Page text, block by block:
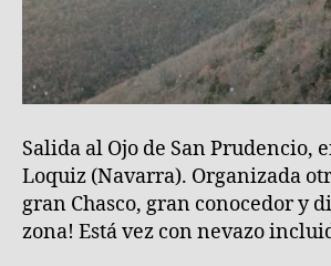
Salida al Ojo de San Prudencio,
Loquiz (Navarra). Organizada
gran Chasco, gran conocedor y
zona! Está vez con nevazo